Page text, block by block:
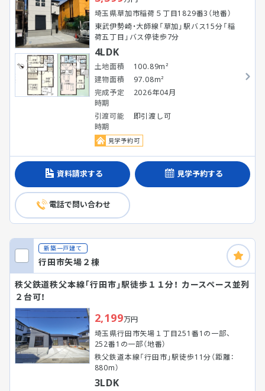
埼玉県草加市稲荷５丁目1829番3（地番）
東武伊勢崎・大師線「草加」駅バス15分「稲
荷五丁目」バス停徒歩7分
4LDK
土地面積
100.89m²
建物面積
97.08m²
完成予定
時期
2026年04月
引渡可能
時期
即引渡し可
見学予約可
資料請求する 見学予約する
電話で問い合わせ
新築一戸建て
行田市矢場２棟
秩父鉄道秩父本線「行田市」駅徒歩１１分！ カースペース並列
２台可！
2,199万円
埼玉県行田市矢場１丁目251番1の一部、
252番1の一部（地番）
秩父鉄道本線「行田市」駅徒歩11分（距離：
880m）
3LDK